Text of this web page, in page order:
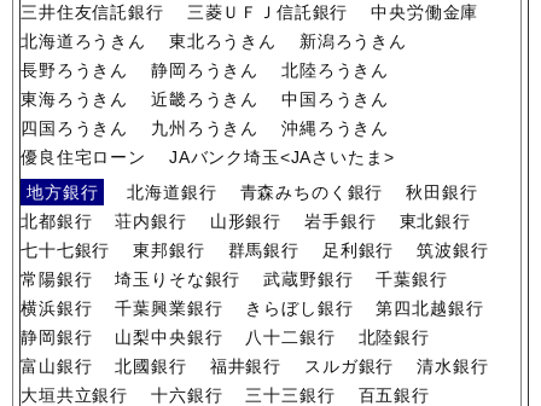
三井住友信託銀行
三菱ＵＦＪ信託銀行
中央労働金庫
北海道ろうきん
東北ろうきん
新潟ろうきん
長野ろうきん
静岡ろうきん
北陸ろうきん
東海ろうきん
近畿ろうきん
中国ろうきん
四国ろうきん
九州ろうきん
沖縄ろうきん
優良住宅ローン
JAバンク埼玉<JAさいたま>
地方銀行
北海道銀行 青森みちのく銀行
秋田銀行
北都銀行
荘内銀行 山形銀行 岩手銀行
東北銀行
七十七銀行
東邦銀行 群馬銀行 足利銀行
筑波銀行
常陽銀行
埼玉りそな銀行 武蔵野銀行
千葉銀行
横浜銀行
千葉興業銀行 きらぼし銀行
第四北越銀行
静岡銀行
山梨中央銀行 八十二銀行
北陸銀行
富山銀行
北國銀行 福井銀行 スルガ銀行
清水銀行
大垣共立銀行
十六銀行 三十三銀行
百五銀行